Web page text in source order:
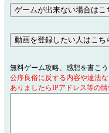
無料ゲーム攻略、感想を書こ
公序良俗に反する内容や違法
ありましたらIPアドレス等の